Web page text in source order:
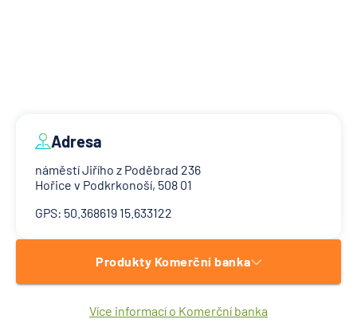
Adresa
náměstí Jiřího z Poděbrad 236
Hořice v Podkrkonoší, 508 01
GPS: 50.368619 15.633122
Produkty Komerční banka
Více informací o Komerční banka